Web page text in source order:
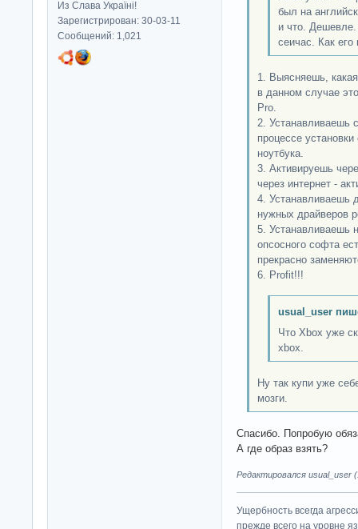
Из Слава Україні!
Зарегистрирован: 30-03-11
Сообщений: 1,021
был на
и что. Дешевле.
сеичас. Как его
1. Выясняешь,
в данном случае
Pro.
2. Устанавливаешь
процессе
ноутбука.
3. Активируешь
через интернет -
4. Устанавливаешь
нужных драйверов
5. Устанавливаешь
опсосного софта
прекрасно
6. Profit!!!
usual_user
Что Xbox уже
xbox.
Ну так купи уже
мозги.
Спасибо. Попробую
А где образ взять?
Редактировался usual_user
Ущербность всегда
прежде всего на уровне